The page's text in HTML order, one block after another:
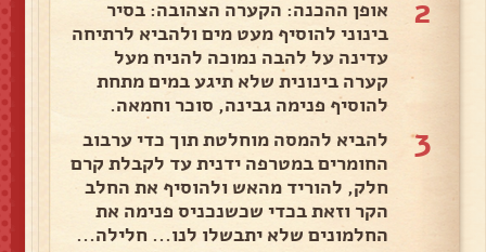
2
אופן ההכנה: הקערה הצהובה: בסיר
בינוני להוסיף מעט מים ולהביא לרתיחה
עדינה על להבה נמוכה להניח מעל
קערה בינונית שלא תיגע במים מתחת
להוסיף פנימה גבינה, סוכר וחמאה.
3
להביא להמסה מוחלטת תוך כדי ערבוב
החומרים במטרפה ידנית עד לקבלת קרם
חלק, להוריד מהאש ולהוסיף את החלב
הקר וזאת בכדי שכשנכניס פנימה את
החלמונים שלא יתבשלו לנו... חלילה...